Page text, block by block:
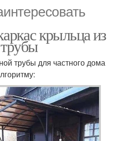
крыльца из
трубы для частного дома